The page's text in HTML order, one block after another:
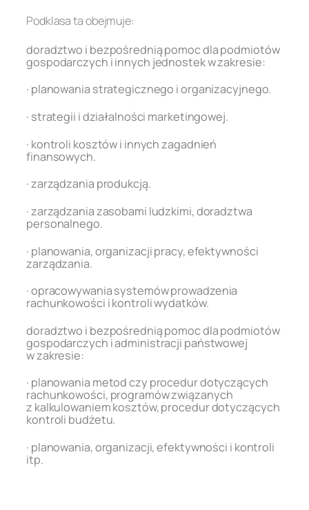
Podklasa ta obejmuje:
doradztwo i bezpośrednią pomoc dla podmiotów
gospodarczych i innych jednostek w zakresie:
· planowania strategicznego i organizacyjnego.
· strategii i działalności marketingowej.
· kontroli kosztów i innych zagadnień
finansowych.
· zarządzania produkcją.
· zarządzania zasobami ludzkimi, doradztwa
personalnego.
· planowania, organizacji pracy, efektywności
zarządzania.
· opracowywania systemów prowadzenia
rachunkowości i kontroli wydatków.
doradztwo i bezpośrednią pomoc dla podmiotów
gospodarczych i administracji państwowej
w zakresie:
· planowania metod czy procedur dotyczących
rachunkowości, programów związanych
z kalkulowaniem kosztów, procedur dotyczących
kontroli budżetu.
· planowania, organizacji, efektywności i kontroli
itp.